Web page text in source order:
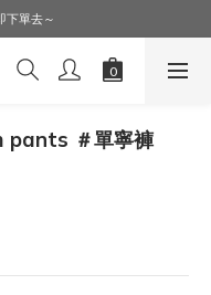
物金$50！
下單去～
詢會員折扣！
＃單寧褲